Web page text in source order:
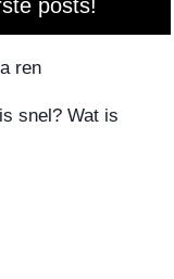
posts!
snel? Wat is